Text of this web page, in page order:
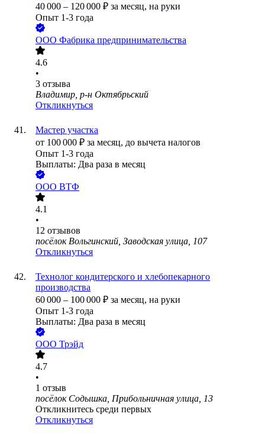
40 000 – 120 000 ₽ за месяц, на руки
Опыт 1-3 года
ООО Фабрика предпринимательства
4.6
•
3 отзыва
Владимир, р-н Октябрьский
Откликнуться
Мастер участка
от 100 000 ₽ за месяц, до вычета налогов
Опыт 1-3 года
Выплаты: Два раза в месяц
ООО ВТФ
4.1
•
12 отзывов
посёлок Вольгинский, Заводская улица, 107
Откликнуться
Технолог кондитерского и хлебопекарного
производства
60 000 – 100 000 ₽ за месяц, на руки
Опыт 1-3 года
Выплаты: Два раза в месяц
ООО Трэйд
4.7
•
1 отзыв
посёлок Содышка, Прибольничная улица, 13
Откликнитесь среди первых
Откликнуться